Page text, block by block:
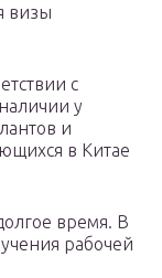
визы
с
у
и
в Китае
время. В
рабочей